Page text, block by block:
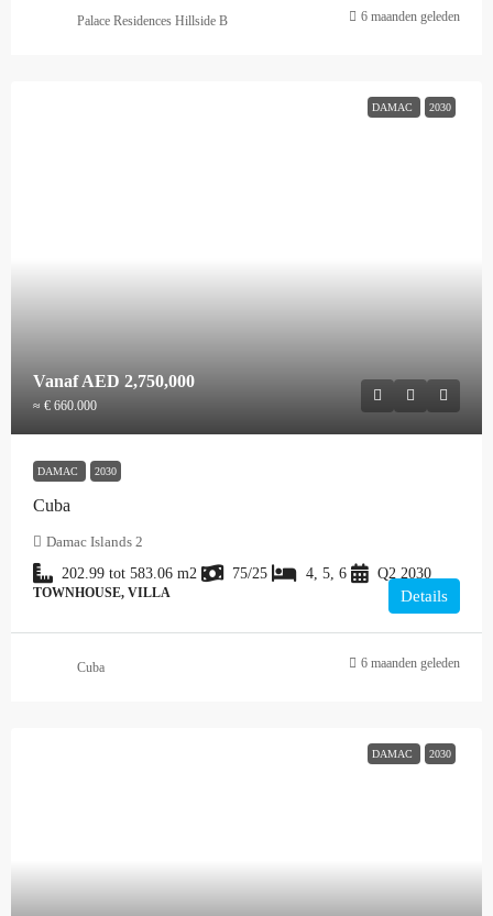
Palace Residences Hillside B 6 maanden geleden
DAMAC 2030
VanafAED 2,750,000
≈ € 660.000
DAMAC 2030
Cuba
Damac Islands 2
202.99 tot 583.06 m2 75/25 4, 5, 6 Q2 2030
TOWNHOUSE, VILLA Details
Cuba 6 maanden geleden
DAMAC 2030